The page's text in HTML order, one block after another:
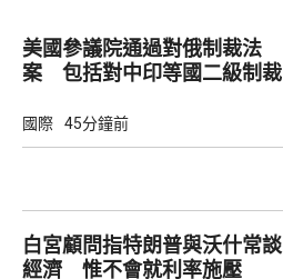
美國參議院通過對俄制裁法
案 包括對中印等國二級制裁
國際 45分鐘前
白宮顧問指特朗普與沃什常談
經濟 惟不會就利率施壓